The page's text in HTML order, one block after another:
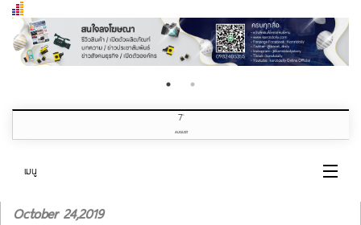
7th
AUGUST
เมนู
หน้าแรก
October 24,2019